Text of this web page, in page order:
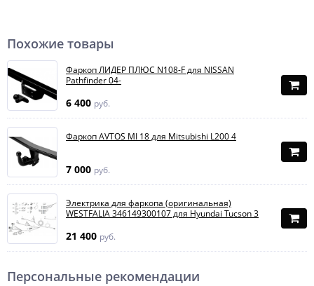
Похожие товары
Фаркоп ЛИДЕР ПЛЮС N108-F для NISSAN
Pathfinder 04-
6 400 руб.
Фаркоп AVTOS MI 18 для Mitsubishi L200 4
7 000 руб.
Электрика для фаркопа (оригинальная)
WESTFALIA 346149300107 для Hyundai Tucson 3
21 400 руб.
Персональные рекомендации